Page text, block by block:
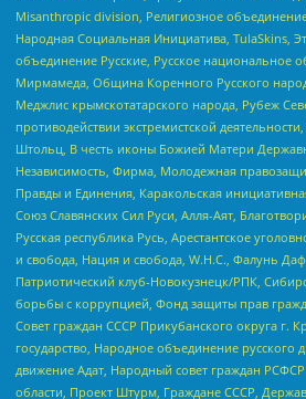
Misanthropic division, Религиозное
Народная Социальная Инициатива, TulaSkins,
объединение Русские, Русское национальное
Мирмамеда, Община Коренного Русского
Меджлис крымскотатарского народа, Рубеж
противодействии экстремистской
Штольц, В честь иконы Божией Матери
Независимость, Фирма, Молодежная
Правды и Единения, Каракольская
Союз Славянских Сил Руси, Алля-Аят,
Русская республика Русь, Арестантское
и свобода, Нация и свобода, W.H.С., Фалунь
Патриотический клуб-Новокузнецк/РПК,
борьбы с коррупцией, Фонд защиты прав
Совет граждан СССР Прикубанского округа г.
государство, Народное объединение русского
движение Адат, Народный совет граждан
области, Проект Штурм, Граждане СССР,